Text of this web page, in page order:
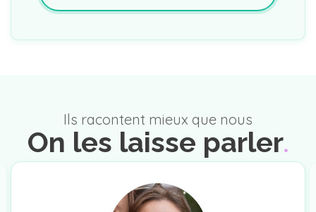
On les laisse parler
Ils racontent mieux que nous